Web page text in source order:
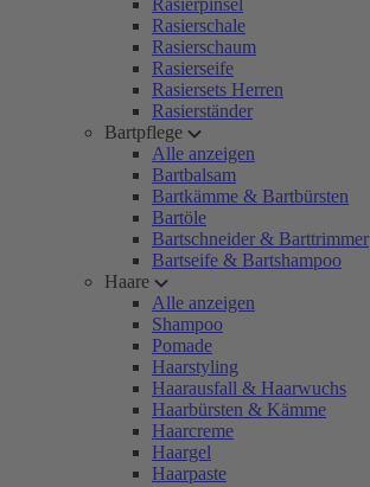
Rasierpinsel
Rasierschale
Rasierschaum
Rasierseife
Rasiersets Herren
Rasierständer
Bartpflege
Alle anzeigen
Bartbalsam
Bartkämme & Bartbürsten
Bartöle
Bartschneider & Barttrimmer
Bartseife & Bartshampoo
Haare
Alle anzeigen
Shampoo
Pomade
Haarstyling
Haarausfall & Haarwuchs
Haarbürsten & Kämme
Haarcreme
Haargel
Haarpaste